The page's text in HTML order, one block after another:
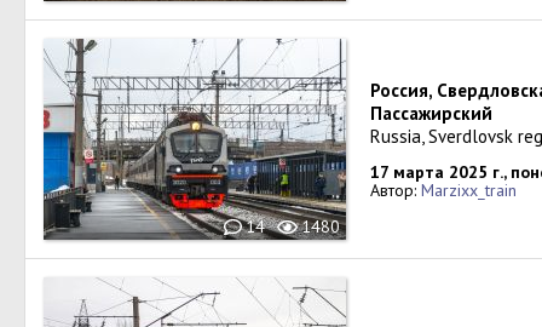
14 1480
Россия,
Пассажирский
Russia, Sverdlovsk
17 марта 2025 г.,
Автор: Marzixx_train